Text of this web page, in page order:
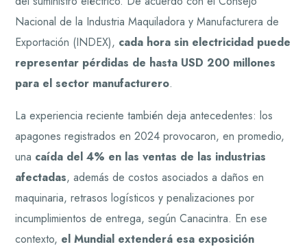
Nacional de la Industria Maquiladora y Manufacturera de
Exportación (INDEX), cada hora sin electricidad puede
representar pérdidas de hasta USD 200 millones
para el sector manufacturero.
La experiencia reciente también deja antecedentes: los
apagones registrados en 2024 provocaron, en promedio,
una caída del 4% en las ventas de las industrias
afectadas, además de costos asociados a daños en
maquinaria, retrasos logísticos y penalizaciones por
incumplimientos de entrega, según Canacintra. En ese
contexto, el Mundial extenderá esa exposición